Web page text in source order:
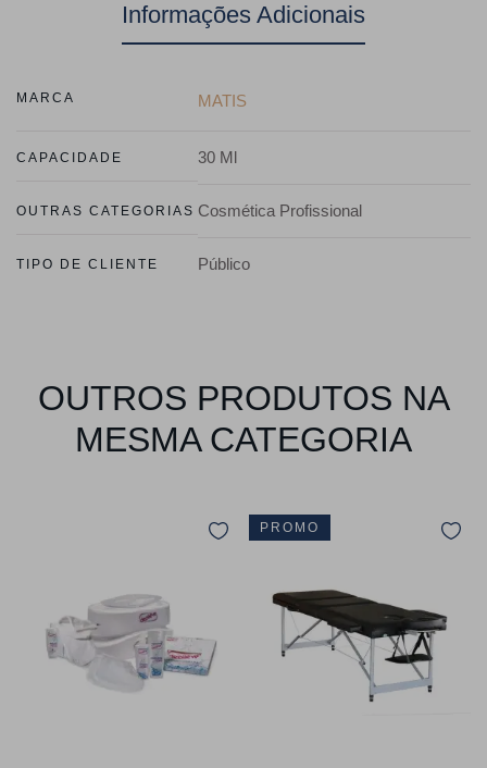
Informações Adicionais
MARCA MATIS
CAPACIDADE 30 Ml
OUTRAS CATEGORIAS Cosmética Profissional
TIPO DE CLIENTE Público
OUTROS PRODUTOS NA
MESMA CATEGORIA
PROMO